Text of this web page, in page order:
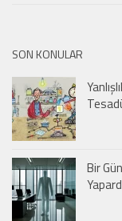
SON KONULAR
Bir